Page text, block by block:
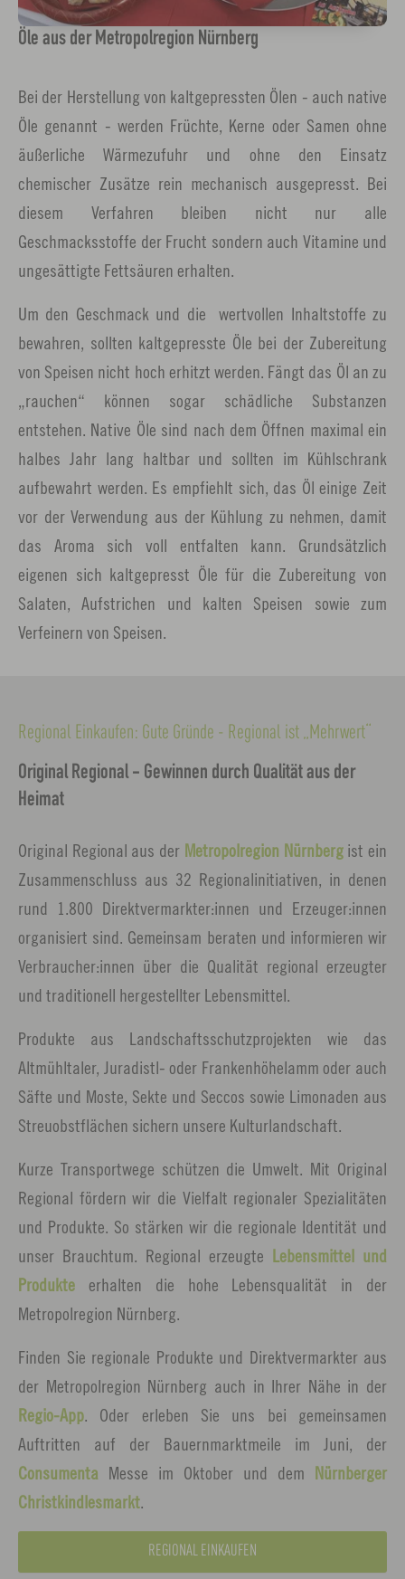
Öle aus der Metropolregion Nürnberg
Bei der Herstellung von kaltgepressten Ölen - auch native
Öle genannt - werden Früchte, Kerne oder Samen ohne
äußerliche Wärmezufuhr und ohne den Einsatz
chemischer Zusätze rein mechanisch ausgepresst. Bei
diesem Verfahren bleiben nicht nur alle
Geschmacksstoffe der Frucht sondern auch Vitamine und
ungesättigte Fettsäuren erhalten.
Um den Geschmack und die wertvollen Inhaltstoffe zu
bewahren, sollten kaltgepresste Öle bei der Zubereitung
von Speisen nicht hoch erhitzt werden. Fängt das Öl an zu
„rauchen“ können sogar schädliche Substanzen
entstehen. Native Öle sind nach dem Öffnen maximal ein
halbes Jahr lang haltbar und sollten im Kühlschrank
aufbewahrt werden. Es empfiehlt sich, das Öl einige Zeit
vor der Verwendung aus der Kühlung zu nehmen, damit
das Aroma sich voll entfalten kann. Grundsätzlich
eigenen sich kaltgepresst Öle für die Zubereitung von
Salaten, Aufstrichen und kalten Speisen sowie zum
Verfeinern von Speisen.
Original Regional - Gewinnen durch Qualität aus der
Heimat
Regional Einkaufen: Gute Gründe - Regional ist „Mehrwert“
Original Regional aus der Metropolregion Nürnbergist ein
Zusammenschluss aus 32 Regionalinitiativen, in denen
rund 1.800 Direktvermarkter:innen und Erzeuger:innen
organisiert sind. Gemeinsam beraten und informieren wir
Verbraucher:innen über die Qualität regional erzeugter
und traditionell hergestellter Lebensmittel.
Produkte aus Landschaftsschutzprojekten wie das
Altmühltaler, Juradistl- oder Frankenhöhelamm oder auch
Säfte und Moste, Sekte und Seccos sowie Limonaden aus
Streuobstflächen sichern unsere Kulturlandschaft.
Kurze Transportwege schützen die Umwelt. Mit Original
Regional fördern wir die Vielfalt regionaler Spezialitäten
und Produkte. So stärken wir die regionale Identität und
unser Brauchtum. Regional erzeugte Lebensmittel und
Produkte erhalten die hohe Lebensqualität in der
Metropolregion Nürnberg.
Finden Sie regionale Produkte und Direktvermarkter aus
der Metropolregion Nürnberg auch in Ihrer Nähe in der
Regio-App. Oder erleben Sie uns bei gemeinsamen
Auftritten auf der Bauernmarktmeile im Juni, der
Consumenta Messe im Oktober und dem Nürnberger
Christkindlesmarkt.
REGIONAL EINKAUFEN